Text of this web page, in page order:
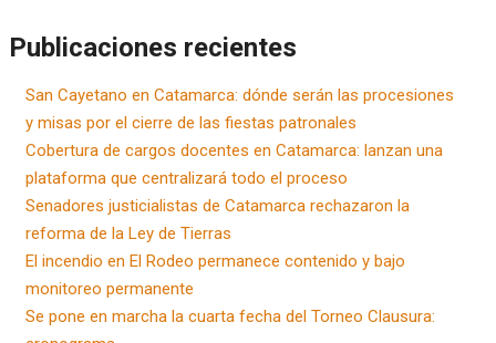
Publicaciones recientes
San Cayetano en Catamarca: dónde serán las procesiones
y misas por el cierre de las fiestas patronales
Cobertura de cargos docentes en Catamarca: lanzan una
plataforma que centralizará todo el proceso
Senadores justicialistas de Catamarca rechazaron la
reforma de la Ley de Tierras
El incendio en El Rodeo permanece contenido y bajo
monitoreo permanente
Se pone en marcha la cuarta fecha del Torneo Clausura: